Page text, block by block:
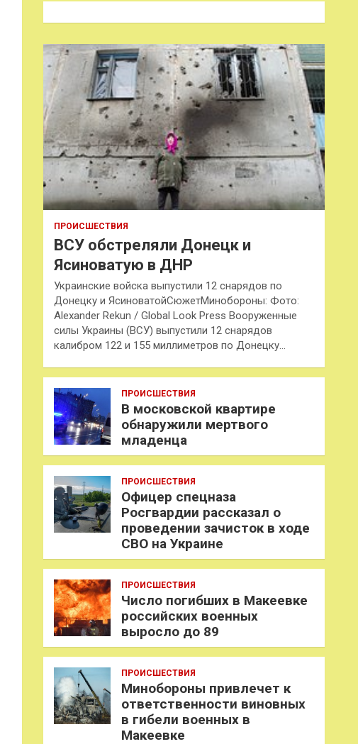
к
ПРОИСШЕСТВИЯ
ВСУ обстреляли Донецк и
Ясиноватую в ДНР
Украинские войска выпустили 12 снарядов по
Донецку и ЯсиноватойСюжетМинобороны: Фото:
Alexander Rekun / Global Look Press Вооруженные
силы Украины (ВСУ) выпустили 12 снарядов
калибром 122 и 155 миллиметров по Донецку…
ПРОИСШЕСТВИЯ
В московской квартире
обнаружили мертвого
младенца
ПРОИСШЕСТВИЯ
Офицер спецназа
Росгвардии рассказал о
проведении зачисток в ходе
СВО на Украине
ПРОИСШЕСТВИЯ
Число погибших в Макеевке
российских военных
выросло до 89
ПРОИСШЕСТВИЯ
Минобороны привлечет к
ответственности виновных
в гибели военных в
Макеевке